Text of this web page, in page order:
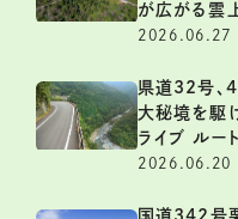
が広がる雲
2026.06.27
県道32号、
大秘境を駆
ライブ ルート
2026.06.20
国道342号